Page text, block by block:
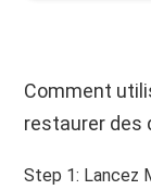
Comment
restaurer des
Step 1: Lancez